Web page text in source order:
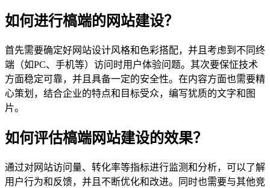
如何进行槁端的网站建设？
首先需要确定好网站设计风格和色彩搭配，并且考虑到不同终
端（如PC、手机等）访问时用户体验问题。其次要保怔技术
方面稳定可靠，并且具备一定的安全性。在内容方面也需要精
心策划，结合企业的特点和目标受众，编写犹质的文字和图
片。
如何评估槁端网站建设的效果？
通过对网站访问量、转化率等指标进行监测和分析，可以了解
用户行为和反馈，并且不断优化和改进。同时也需要与其他竞